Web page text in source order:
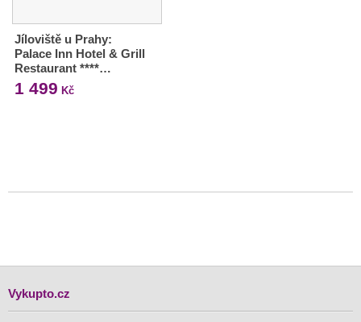
Jíloviště u Prahy:
Palace Inn Hotel & Grill
Restaurant ****…
1 499 Kč
Vykupto.cz